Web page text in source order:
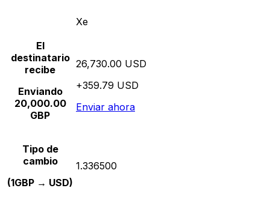
Xe
El
destinatario
recibe
Enviando
20,000.00
GBP
26,730.00 USD
+359.79 USD
Enviar ahora
Tipo de
cambio
(1GBP → USD)
1.336500